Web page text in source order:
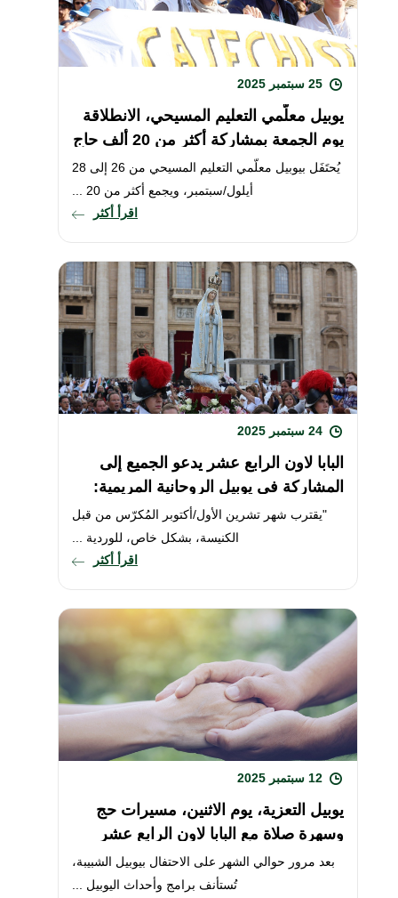
يوبيل معلّمي التعليم المسيحي، الانطلاقة
يوم الجمعة بمشاركة أكثر من 20 ألف حاج
يُحتَفَل بيوبيل معلّمي التعليم المسيحي من 26 إلى 28
أيلول/سبتمبر، ويجمع أكثر من 20 ...
اقرأ أكثر
البابا لاون الرابع عشر يدعو الجميع إلى
المشاركة في يوبيل الروحانية المريمية:
صلاة المسبحة الوردية في ...
"يقترب شهر تشرين الأول/أكتوبر المُكرّس من قبل
الكنيسة، بشكل خاص، للوردية ...
اقرأ أكثر
يوبيل التعزية، يوم الاثنين، مسيرات حج
وسهرة صلاة مع البابا لاون الرابع عشر
بعد مرور حوالي الشهر على الاحتفال بيوبيل الشبيبة،
تُستأنف برامج وأحداث اليوبيل ...